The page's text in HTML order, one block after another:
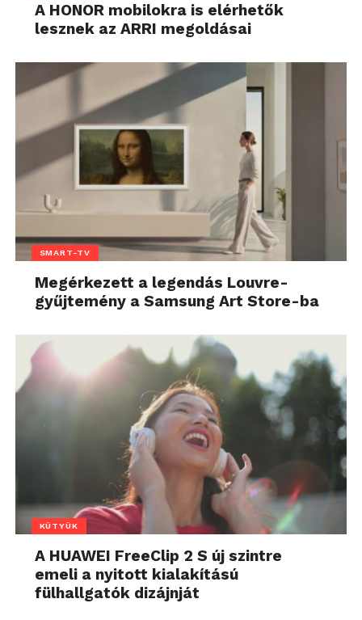
A HONOR mobilokra is elérhetők
lesznek az ARRI megoldásai
SMART-TV
Megérkezett a legendás Louvre-
gyűjtemény a Samsung Art Store-ba
KÜTYÜK
A HUAWEI FreeClip 2 S új szintre
emeli a nyitott kialakítású
fülhallgatók dizájnját